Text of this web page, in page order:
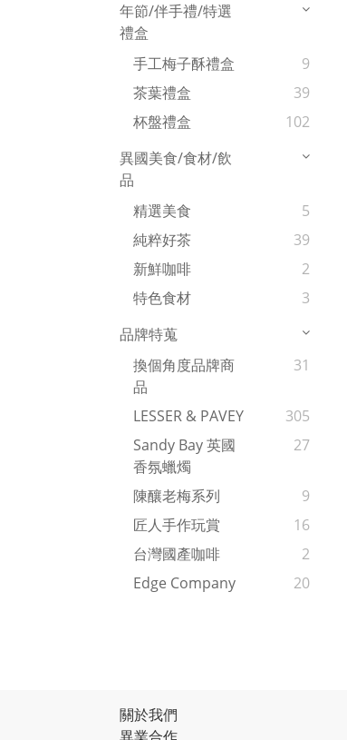
年節/伴手禮/特選
禮盒
手工梅子酥禮盒
9
茶葉禮盒
39
杯盤禮盒
102
異國美食/食材/飲
品
精選美食
5
純粹好茶
39
新鮮咖啡
2
特色食材
3
品牌特蒐
換個角度品牌商
品
31
LESSER & PAVEY
305
Sandy Bay 英國
香氛蠟燭
27
陳釀老梅系列
9
匠人手作玩賞
16
台灣國產咖啡
2
Edge Company
20
關於我們